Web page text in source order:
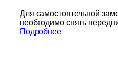
Для самостоятельной
необходимо снять
Подробнее